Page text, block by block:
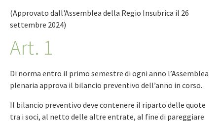
(Approvato dall'Assemblea della Regio Insubrica il 26
settembre 2024)
Art. 1
Di norma entro il primo semestre di ogni anno l’Assemblea
plenaria approva il bilancio preventivo dell’anno in corso.
Il bilancio preventivo deve contenere il riparto delle quote
tra i soci, al netto delle altre entrate, al fine di pareggiare